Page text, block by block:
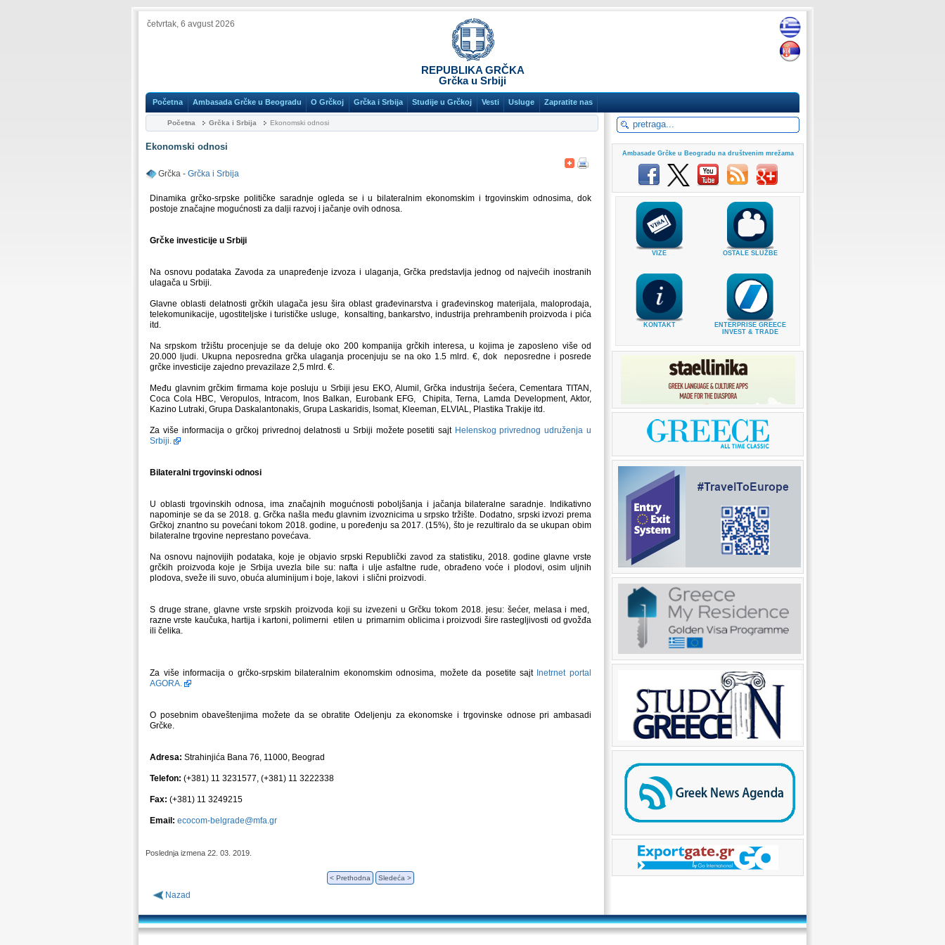
četvrtak, 6 avgust 2026
REPUBLIKA GRČKA
Grčka u Srbiji
Početna Ambasada Grčke u Beogradu O Grčkoj Grčka i Srbija Studije u Grčkoj Vesti Usluge Zapratite nas
Početna Grčka i Srbija Ekonomski odnosi
Ekonomski odnosi
Grčka - Grčka i Srbija
Dinamika grčko-srpske političke saradnje ogleda se i u bilateralnim ekonomskim i trgovinskim odnosima, dok
postoje značajne mogućnosti za dalji razvoj i jačanje ovih odnosa.
Grčke investicije u Srbiji
Na osnovu podataka Zavoda za unapređenje izvoza i ulaganja, Grčka predstavlja jednog od najvećih inostranih
ulagača u Srbiji.
Glavne oblasti delatnosti grčkih ulagača jesu šira oblast građevinarstva i građevinskog materijala, maloprodaja,
telekomunikacije, ugostiteljske i turističke usluge, konsalting, bankarstvo, industrija prehrambenih proizvoda i pića
itd.
Na srpskom tržištu procenjuje se da deluje oko 200 kompanija grčkih interesa, u kojima je zaposleno više od
20.000 ljudi. Ukupna neposredna grčka ulaganja procenjuju se na oko 1.5 mlrd. €, dok neposredne i posrede
grčke investicije zajedno prevazilaze 2,5 mlrd. €.
Među glavnim grčkim firmama koje posluju u Srbiji jesu EKO, Alumil, Grčka industrija šećera, Cementara TITAN,
Coca Cola HBC, Veropulos, Intracom, Inos Balkan, Eurobank EFG, Chipita, Terna, Lamda Development, Aktor,
Kazino Lutraki, Grupa Daskalantonakis, Grupa Laskaridis, Isomat, Kleeman, ELVIAL, Plastika Trakije itd.
Za više informacija o grčkoj privrednoj delatnosti u Srbiji možete posetiti sajt Helenskog privrednog udruženja u
Srbiji.
Bilateralni trgovinski odnosi
U oblasti trgovinskih odnosa, ima značajnih mogućnosti poboljšanja i jačanja bilateralne saradnje. Indikativno
napominje se da se 2018. g. Grčka našla među glavnim izvoznicima u srpsko tržište. Dodatno, srpski izvozi prema
Grčkoj znantno su povećani tokom 2018. godine, u poređenju sa 2017. (15%), što je rezultiralo da se ukupan obim
bilateralne trgovine neprestano povećava.
Na osnovu najnovijih podataka, koje je objavio srpski Republički zavod za statistiku, 2018. godine glavne vrste
grčkih proizvoda koje je Srbija uvezla bile su: nafta i ulje asfaltne rude, obrađeno voće i plodovi, osim uljnih
plodova, sveže ili suvo, obuća aluminijum i boje, lakovi i slični proizvodi.
S druge strane, glavne vrste srpskih proizvoda koji su izvezeni u Grčku tokom 2018. jesu: šećer, melasa i med,
razne vrste kaučuka, hartija i kartoni, polimerni etilen u primarnim oblicima i proizvodi šire rastegljivosti od gvožđa
ili čelika.
Za više informacija o grčko-srpskim bilateralnim ekonomskim odnosima, možete da posetite sajt Inetrnet portal
AGORA.
O posebnim obaveštenjima možete da se obratite Odeljenju za ekonomske i trgovinske odnose pri ambasadi
Grčke.
Adresa: Strahinjića Bana 76, 11000, Beograd
Telefon: (+381) 11 3231577, (+381) 11 3222338
Fax:(+381) 11 3249215
Email: ecocom-belgrade@mfa.gr
Poslednja izmena 22. 03. 2019.
< Prethodna Sledeća >
Nazad
Ambasade Grčke u Beogradu na društvenim mrežama
VIZE OSTALE SLUŽBE
KONTAKT
ENTERPRISE GREECE
INVEST & TRADE